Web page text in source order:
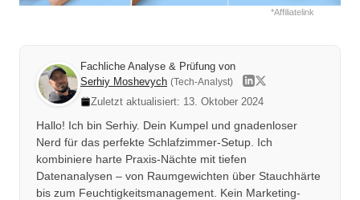
*Affiliatelink
Fachliche Analyse & Prüfung von
Serhiy Moshevych (Tech-Analyst)
Zuletzt aktualisiert: 13. Oktober 2024
Hallo! Ich bin Serhiy. Dein Kumpel und gnadenloser
Nerd für das perfekte Schlafzimmer-Setup. Ich
kombiniere harte Praxis-Nächte mit tiefen
Datenanalysen – von Raumgewichten über Stauchhärte
bis zum Feuchtigkeitsmanagement. Kein Marketing-